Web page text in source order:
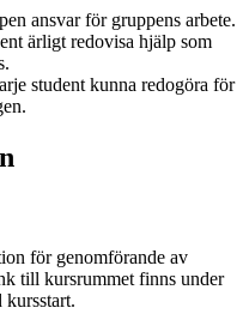
ansvar för gruppens arbete.
ärligt redovisa hjälp som
student kunna redogöra för
för genomförande av
till kursrummet finns under